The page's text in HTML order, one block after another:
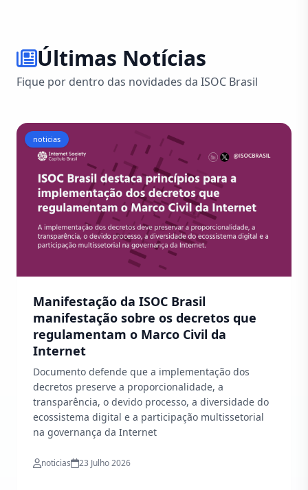
Últimas Notícias
Fique por dentro das novidades da ISOC Brasil
noticias
Manifestação da ISOC Brasil
manifestação sobre os decretos que
regulamentam o Marco Civil da
Internet
Documento defende que a implementação dos
decretos preserve a proporcionalidade, a
transparência, o devido processo, a diversidade do
ecossistema digital e a participação multissetorial
na governança da Internet
noticias 23 Julho 2026